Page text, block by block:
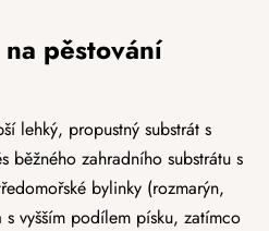
pěstování
lehký, propustný substrát s
běžného zahradního substrátu s
bylinky (rozmarýn,
vyšším podílem písku, zatímco